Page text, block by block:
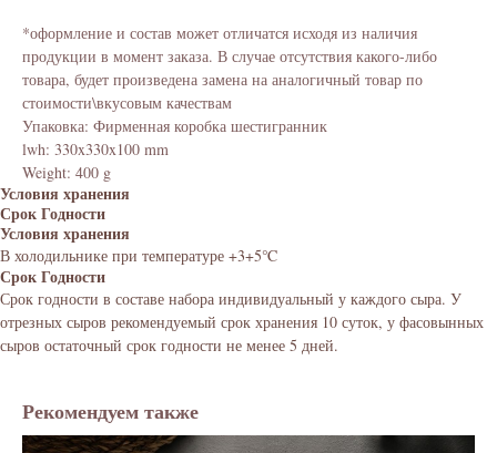
*оформление и состав может отличатся исходя из наличия
продукции в момент заказа. В случае отсутствия какого-либо
товара, будет произведена замена на аналогичный товар по
стоимости\вкусовым качествам
Упаковка: Фирменная коробка шестигранник
lwh: 330x330x100 mm
Weight: 400 g
Условия хранения
Срок Годности
Условия хранения
В холодильнике при температуре +3+5℃
Срок Годности
Срок годности в составе набора индивидуальный у каждого сыра. У
отрезных сыров рекомендуемый срок хранения 10 суток, у фасовынных
сыров остаточный срок годности не менее 5 дней.
Рекомендуем также